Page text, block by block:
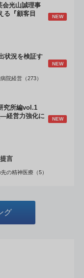
会光山誠理事
る『顧客目
NEW
状況を検証す
NEW
院経営（273）
究所編vol.1
―経営力強化に
NEW
言
の精神医療（5）
グ